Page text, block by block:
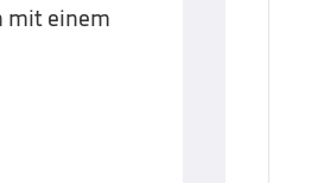
mit einem